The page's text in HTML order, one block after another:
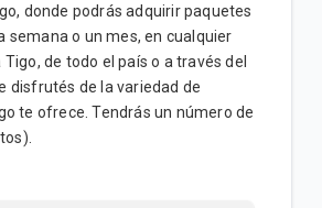
servicios Tigo Residencial
de servicios de TV satelital |
donde podrás adquirir paquetes
semana o un mes, en cualquier
de todo el país o a través del
disfrutés de la variedad de
te ofrece. Tendrás un número de